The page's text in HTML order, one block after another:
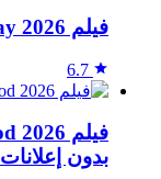
فيلم Disclosure Day 2026 مترجم بدون إعلانات
6.7
بدون إعلانات